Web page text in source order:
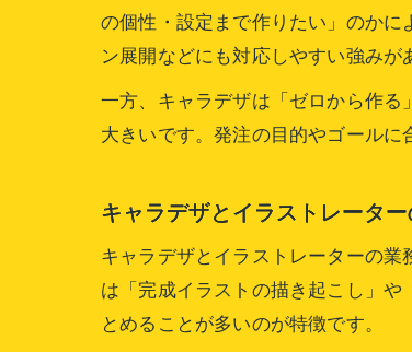
の個性・設定まで作りたい」のか
ン展開などにも対応しやすい強みが
一方、キャラデザは「ゼロから作
大きいです。発注の目的やゴールに
キャラデザとイラストレータ
キャラデザとイラストレーターの
は「完成イラストの描き起こし」
とめることが多いのが特徴です。